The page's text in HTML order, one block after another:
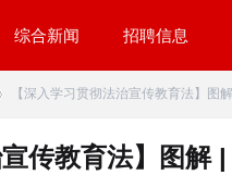
综合新闻 招聘信息
【深入学习贯彻法治宣传教育法】图
宣传教育法】图